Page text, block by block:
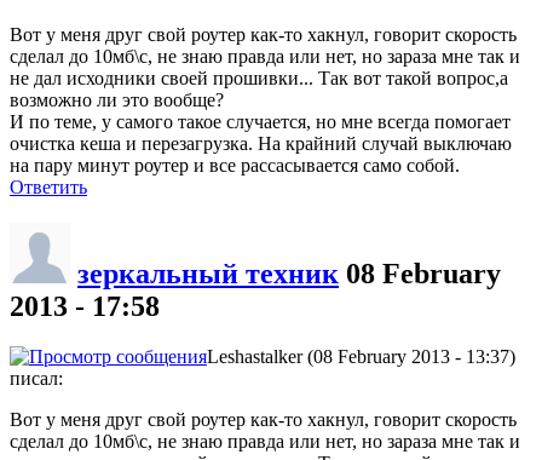
Вот у меня друг свой роутер как-то хакнул, говорит скорость
сделал до 10мб\с, не знаю правда или нет, но зараза мне так и
не дал исходники своей прошивки... Так вот такой вопрос,а
возможно ли это вообще?
И по теме, у самого такое случается, но мне всегда помогает
очистка кеша и перезагрузка. На крайний случай выключаю
на пару минут роутер и все рассасывается само собой.
Ответить
зеркальный техник 08 February
2013 - 17:58
Leshastalker (08 February 2013 - 13:37)
писал:
Вот у меня друг свой роутер как-то хакнул, говорит скорость
сделал до 10мб\с, не знаю правда или нет, но зараза мне так и